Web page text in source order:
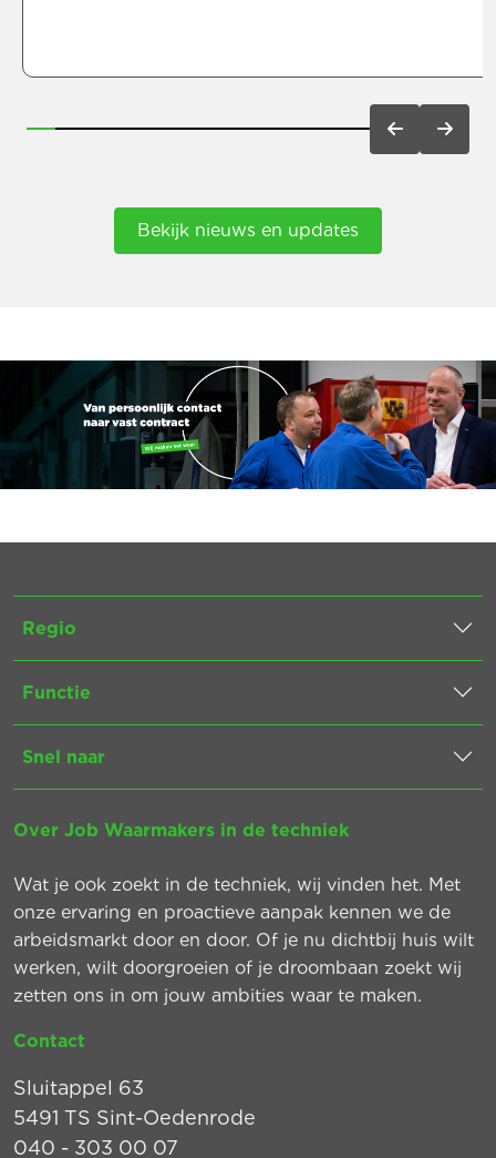
Bekijk nieuws en updates
Regio
Functie
Snel naar
Over Job Waarmakers in de techniek
Wat je ook zoekt in de techniek, wij vinden het. Met
onze ervaring en proactieve aanpak kennen we de
arbeidsmarkt door en door. Of je nu dichtbij huis wilt
werken, wilt doorgroeien of je droombaan zoekt wij
zetten ons in om jouw ambities waar te maken.
Contact
Sluitappel 63
5491 TS Sint-Oedenrode
040 - 303 00 07